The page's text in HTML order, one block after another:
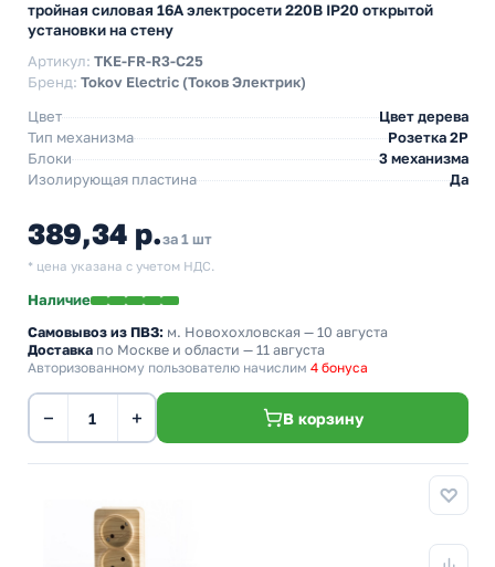
тройная силовая 16А электросети 220В IP20 открытой
установки на стену
Артикул: TKE-FR-R3-C25
Бренд: Tokov Electric (Токов Электрик)
Цвет
Цвет дерева
Тип механизма
Розетка 2Р
Блоки
3 механизма
Изолирующая пластина
Да
389,34 р.за 1 шт
* цена указана с учетом НДС.
Наличие
Самовывоз из ПВЗ: м. Новохохловская — 10 августа
Доставка по Москве и области — 11 августа
Авторизованному пользователю начислим 4 бонуса
− + В корзину